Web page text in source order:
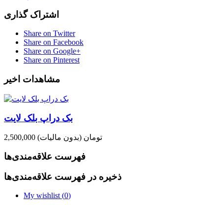
اشتراک گذاری
Share on Twitter
Share on Facebook
Share on Google+
Share on Pinterest
مشاهدات اخیر
بک دراپ بلک لایت
2,500,000 تومان (بدون مالیات)
فهرست علاقه‌مندی‌ها
ذخیره در فهرست علاقه‌مندی‌ها
My wishlist (0)